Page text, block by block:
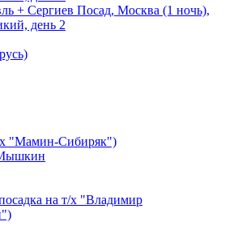
+ Сергиев Посад, Москва (1 ночь),
день 2
х "Мамин-Сибиряк")
на т/х "Владимир